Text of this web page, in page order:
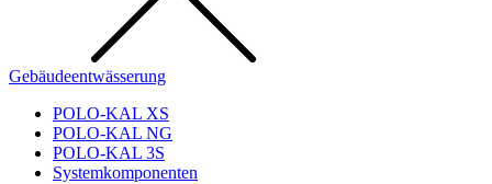
Gebäudeentwässerung
POLO-KAL XS
POLO-KAL NG
POLO-KAL 3S
Systemkomponenten